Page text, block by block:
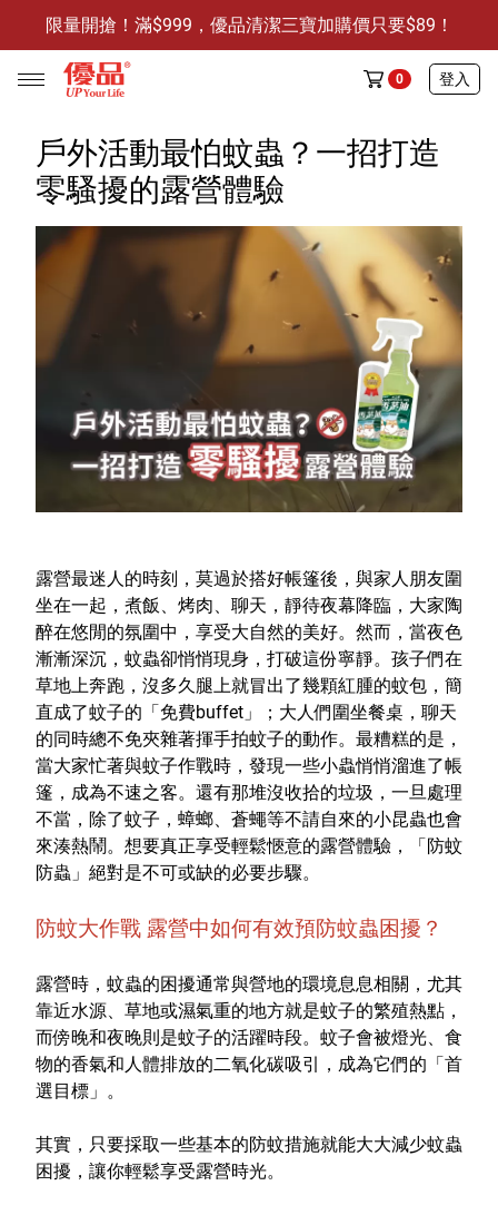
限量開搶！滿$999，優品清潔三寶加購價只要$89！
防霉清潔好幫手-任3件贈保濕抗菌洗手乳
限量開搶！滿$999，優品清潔三寶加購價只要$89！
0 登入
🔥任選1件折9元-新老客戶感恩回饋
商品介紹
全部商品
限時特賣
防霉清潔好幫手(任3件，贈抗菌保濕洗手乳)
浴室清潔專區
清潔大掃除專區
精油香氛專區
強效誘引捕黏板
優品x柴語錄
團購專區
關於優品
會員權益
會員中心
特色服務
Line
戶外活動最怕蚊蟲？一招打造
零騷擾的露營體驗
露營最迷人的時刻，莫過於搭好帳篷後，與家人朋友圍
坐在一起，煮飯、烤肉、聊天，靜待夜幕降臨，大家陶
醉在悠閒的氛圍中，享受大自然的美好。然而，當夜色
漸漸深沉，蚊蟲卻悄悄現身，打破這份寧靜。孩子們在
草地上奔跑，沒多久腿上就冒出了幾顆紅腫的蚊包，簡
直成了蚊子的「免費buffet」；大人們圍坐餐桌，聊天
的同時總不免夾雜著揮手拍蚊子的動作。最糟糕的是，
當大家忙著與蚊子作戰時，發現一些小蟲悄悄溜進了帳
篷，成為不速之客。還有那堆沒收拾的垃圾，一旦處理
不當，除了蚊子，蟑螂、蒼蠅等不請自來的小昆蟲也會
來湊熱鬧。想要真正享受輕鬆愜意的露營體驗，「防蚊
防蟲」絕對是不可或缺的必要步驟。
防蚊大作戰 露營中如何有效預防蚊蟲困擾？
露營時，蚊蟲的困擾通常與營地的環境息息相關，尤其
靠近水源、草地或濕氣重的地方就是蚊子的繁殖熱點，
而傍晚和夜晚則是蚊子的活躍時段。蚊子會被燈光、食
物的香氣和人體排放的二氧化碳吸引，成為它們的「首
選目標」。
其實，只要採取一些基本的防蚊措施就能大大減少蚊蟲
困擾，讓你輕鬆享受露營時光。